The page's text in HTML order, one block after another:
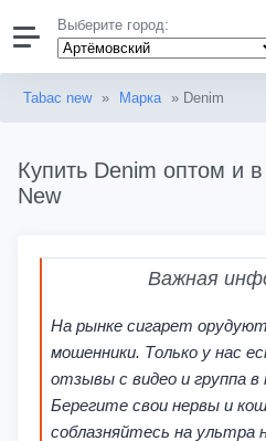
Выберите город:
Tabac new » Марка » Denim
Купить Denim оптом и
New
Важная
На рынке сигарет
мошенники. Только у нас
отзывы с видео и группа
Берегите свои нервы и
соблазняйтесь на ультра